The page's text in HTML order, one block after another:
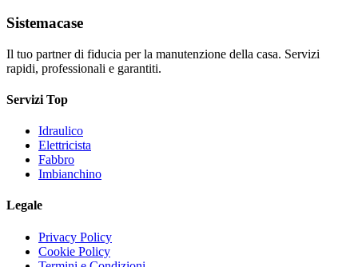
Sistemacase
Il tuo partner di fiducia per la manutenzione della casa. Servizi
rapidi, professionali e garantiti.
Servizi Top
Idraulico
Elettricista
Fabbro
Imbianchino
Legale
Privacy Policy
Cookie Policy